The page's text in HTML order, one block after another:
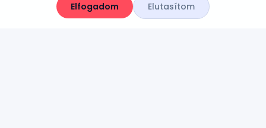
Elfogadom
Elutasítom